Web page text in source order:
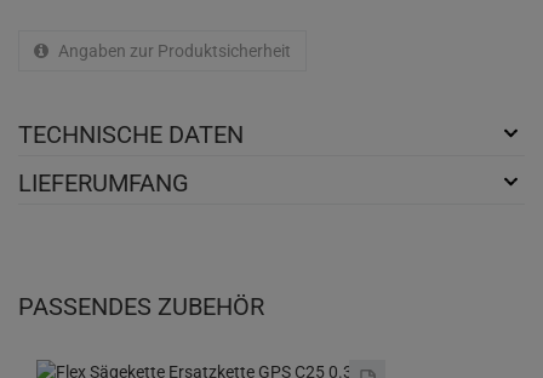
Angaben zur Produktsicherheit
TECHNISCHE DATEN
LIEFERUMFANG
PASSENDES ZUBEHÖR